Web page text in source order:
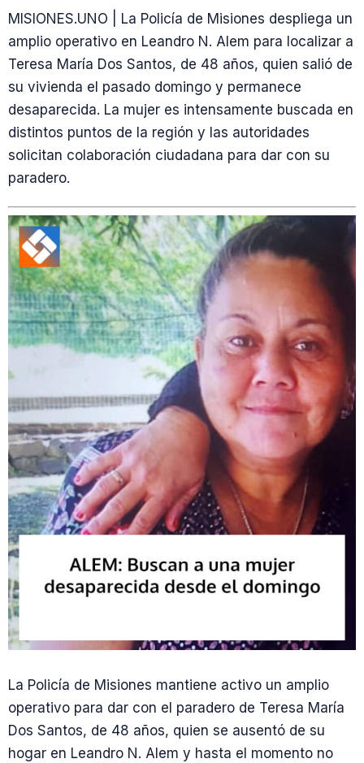
MISIONES.UNO | La Policía de Misiones despliega un
amplio operativo en Leandro N. Alem para localizar a
Teresa María Dos Santos, de 48 años, quien salió de
su vivienda el pasado domingo y permanece
desaparecida. La mujer es intensamente buscada en
distintos puntos de la región y las autoridades
solicitan colaboración ciudadana para dar con su
paradero.
La Policía de Misiones mantiene activo un amplio
operativo para dar con el paradero de Teresa María
Dos Santos, de 48 años, quien se ausentó de su
hogar en Leandro N. Alem y hasta el momento no